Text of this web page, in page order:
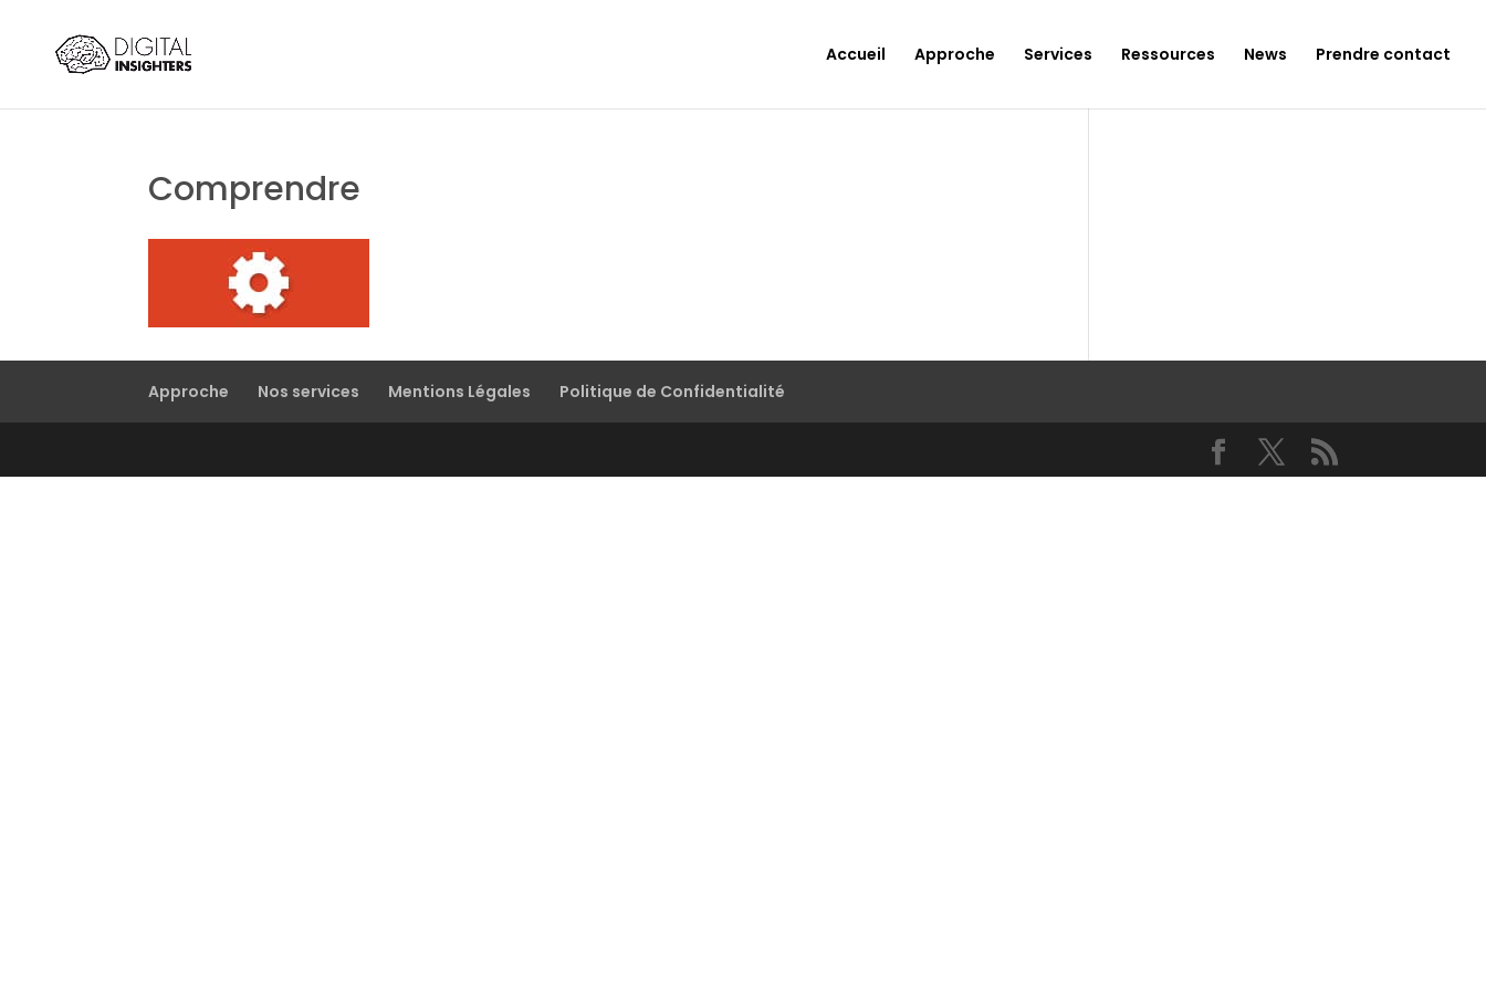
Accueil Approche Services Ressources News Prendre contact
Comprendre
Approche Nos services Mentions Légales Politique de Confidentialité